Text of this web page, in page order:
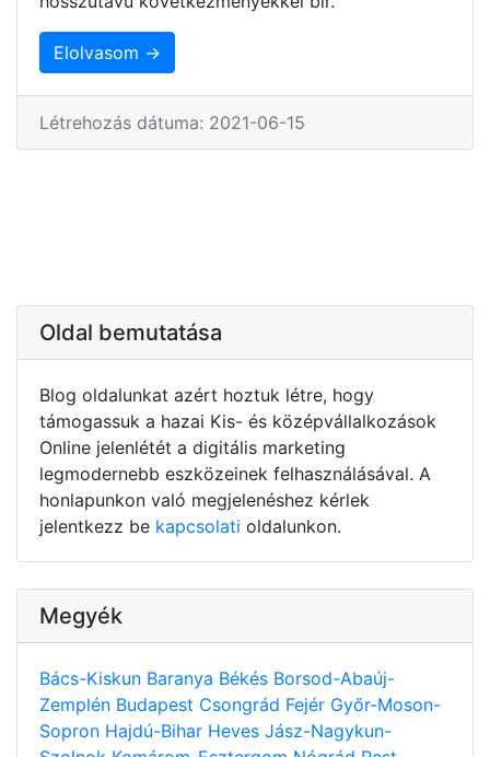
Elolvasom →
Létrehozás dátuma: 2021-06-15
Oldal bemutatása
Blog oldalunkat azért hoztuk létre, hogy
támogassuk a hazai Kis- és középvállalkozások
Online jelenlétét a digitális marketing
legmodernebb eszközeinek felhasználásával. A
honlapunkon való megjelenéshez kérlek
jelentkezz be kapcsolati oldalunkon.
Megyék
Bács-Kiskun Baranya Békés Borsod-Abaúj-
Zemplén Budapest Csongrád Fejér Győr-Moson-
Sopron Hajdú-Bihar Heves Jász-Nagykun-